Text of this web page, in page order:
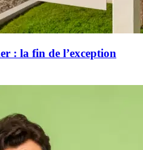
: la fin de l’exception